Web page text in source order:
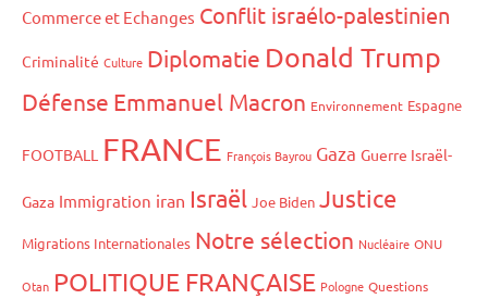
Commerce et Echanges Conflit israélo-palestinien
Criminalité Culture Diplomatie Donald Trump
Défense Emmanuel Macron Environnement Espagne
FOOTBALL FRANCE François Bayrou Gaza Guerre Israël-
Gaza Immigration iran Israël Joe Biden Justice
Migrations Internationales Notre sélection Nucléaire ONU
Otan POLITIQUE FRANÇAISE Pologne Questions